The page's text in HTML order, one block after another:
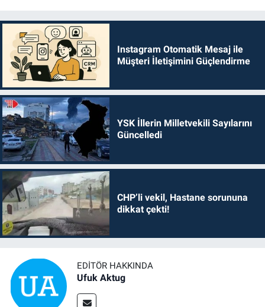
Instagram Otomatik Mesaj ile
Müşteri İletişimini Güçlendirme
YSK İllerin Milletvekili Sayılarını
Güncelledi
CHP’li vekil, Hastane sorununa
dikkat çekti!
EDITÖR HAKKINDA
Ufuk Aktug